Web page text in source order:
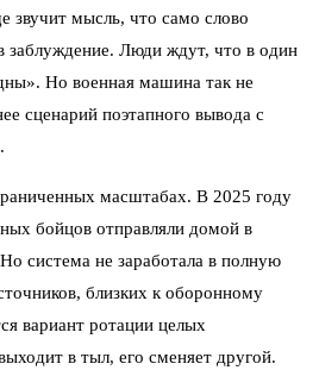
звучит мысль, что само слово
заблуждение. Люди ждут, что в один
Но военная машина так не
сценарий поэтапного вывода с
масштабах. В 2025 году
бойцов отправляли домой в
система не заработала в полную
близких к оборонному
вариант ротации целых
в тыл, его сменяет другой.